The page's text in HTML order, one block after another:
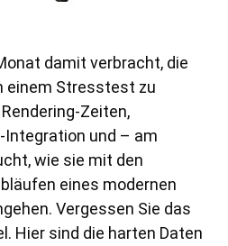
damit verbracht, die
einem Stresstest zu
Zeiten,
Integration und – am
wie sie mit den
eines modernen
Vergessen Sie das
Hier sind die harten Daten